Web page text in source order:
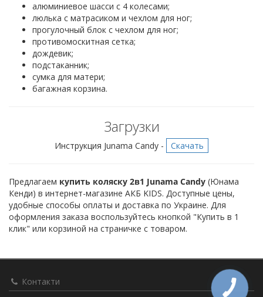
алюминиевое шасси с 4 колесами;
люлька с матрасиком и чехлом для ног;
прогулочный блок с чехлом для ног;
противомоскитная сетка;
дождевик;
подстаканник;
сумка для матери;
багажная корзина.
Загрузки
Инструкция Junama Candy - Скачать
Предлагаем купить коляску 2в1 Junama Candy (Юнама
Кенди) в интернет-магазине АКБ KIDS. Доступные цены,
удобные способы оплаты и доставка по Украине. Для
оформления заказа воспользуйтесь кнопкой "Купить в 1
клик" или корзиной на страничке с товаром.
Контакти